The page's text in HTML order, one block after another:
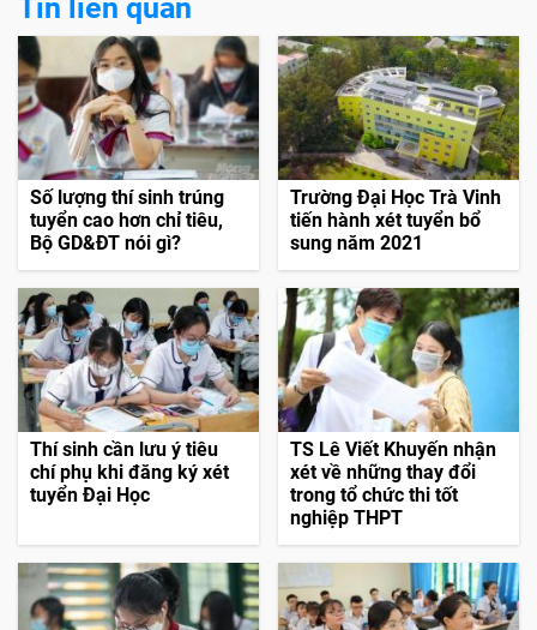
Tin liên quan
Số lượng thí sinh trúng
tuyển cao hơn chỉ tiêu,
Bộ GD&ĐT nói gì?
Trường Đại Học Trà Vinh
tiến hành xét tuyển bổ
sung năm 2021
Thí sinh cần lưu ý tiêu
chí phụ khi đăng ký xét
tuyển Đại Học
TS Lê Viết Khuyến nhận
xét về những thay đổi
trong tổ chức thi tốt
nghiệp THPT